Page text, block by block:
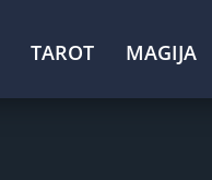
TAROT MAGIJA